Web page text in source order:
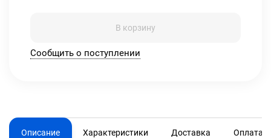
В корзину
Сообщить о поступлении
Описание Характеристики Доставка Оплата